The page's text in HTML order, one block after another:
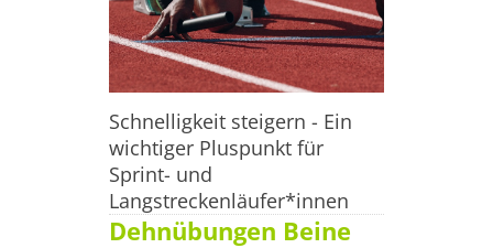
Schnelligkeit steigern - Ein
wichtiger Pluspunkt für
Sprint- und
Langstreckenläufer*innen
Dehnübungen Beine